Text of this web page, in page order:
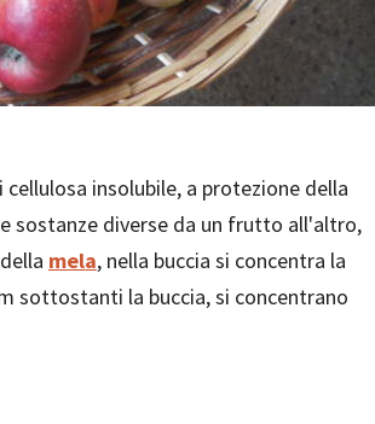
insolubile, a protezione della
sostanze diverse da un frutto all'altro,
mela, nella buccia si concentra la
sottostanti la buccia, si concentrano